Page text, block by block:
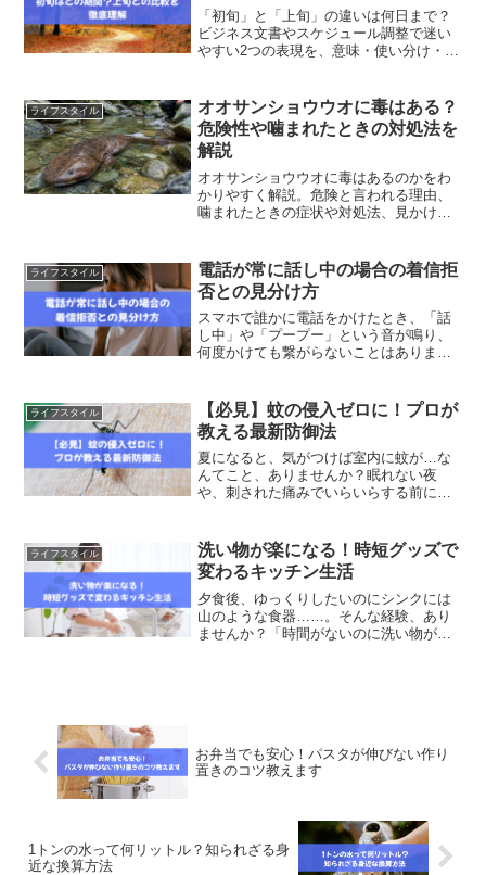
「初旬」と「上旬」の違いは何日まで？
ビジネス文書やスケジュール調整で迷い
やすい2つの表現を、意味・使い分け・具
ライフスタイル
オオサンショウウオに毒はある？
危険性や噛まれたときの対処法を
解説
オオサンショウウオに毒はあるのかをわ
かりやすく解説。危険と言われる理由、
噛まれたときの症状や対処法、見かけた
ライフスタイル
電話が常に話し中の場合の着信拒
否との見分け方
スマホで誰かに電話をかけたとき、「話
し中」や「プープー」という音が鳴り、
何度かけても繋がらないことはありませ
着信拒否されてる？」と不安になる方も
多いはずです。とくに大切...
ライフスタイル
【必見】蚊の侵入ゼロに！プロが
教える最新防御法
夏になると、気がつけば室内に蚊が…な
んてこと、ありませんか？眠れない夜
や、刺された痛みでいらいらする前に、
ら、引き寄せて捕まえる方法、駆除法、
預防等のコツまで、初心者さ...
ライフスタイル
洗い物が楽になる！時短グッズで
変わるキッチン生活
夕食後、ゆっくりしたいのにシンクには
山のような食器……。そんな経験、あり
ませんか？「時間がないのに洗い物が終
お弁当でも安心！パスタが伸びない作り
置きのコツ教えます
1トンの水って何リットル？知られざる身
近な換算方法